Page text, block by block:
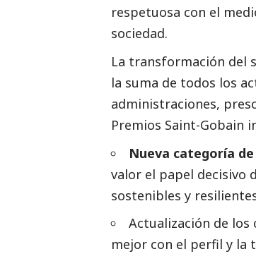
respetuosa con el
sociedad.
La transformación del
la suma de todos los
administraciones,
Premios Saint-Gobain
Nueva categoría
valor el papel decisivo
sostenibles y
Actualización de
mejor con el perfil y la